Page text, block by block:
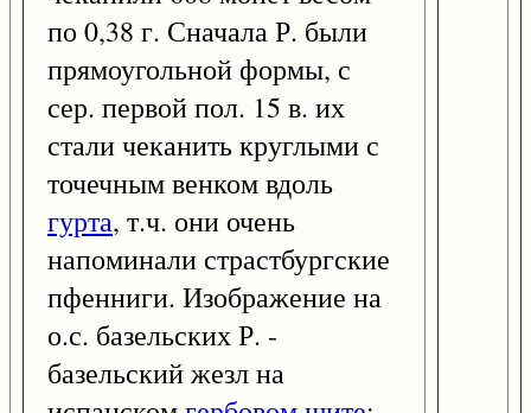
по 0,38 г. Сначала Р. были
прямоугольной формы, с
сер. первой пол. 15 в. их
стали чеканить круглыми с
точечным венком вдоль
гурта, т.ч. они очень
напоминали страстбургские
пфенниги. Изображение на
о.с. базельских Р. -
базельский жезл на